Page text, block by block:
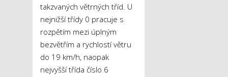
takzvaných větrných tříd. U
nejnižší třídy 0 pracuje s
rozpětím mezi úplným
bezvětřím a rychlostí větru
do 19 km/h, naopak
nejvyšší třída číslo 6